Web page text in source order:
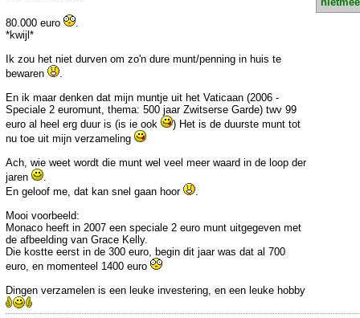
80.000 euro
*kwijl*
Ik zou het niet durven om zo'n dure munt/penning in huis te
bewaren
En ik maar denken dat mijn muntje uit het Vaticaan (2006 -
Speciale 2 euromunt, thema: 500 jaar Zwitserse Garde) twv 99
euro al heel erg duur is (is ie ook
) Het is de duurste munt tot
nu toe uit mijn verzameling
Ach, wie weet wordt die munt wel veel meer waard in de loop der
jaren
En geloof me, dat kan snel gaan hoor
Mooi voorbeeld:
Monaco heeft in 2007 een speciale 2 euro munt uitgegeven met
de afbeelding van Grace Kelly.
Die kostte eerst in de 300 euro, begin dit jaar was dat al 700
euro, en momenteel 1400 euro
Dingen verzamelen is een leuke investering, en een leuke hobby